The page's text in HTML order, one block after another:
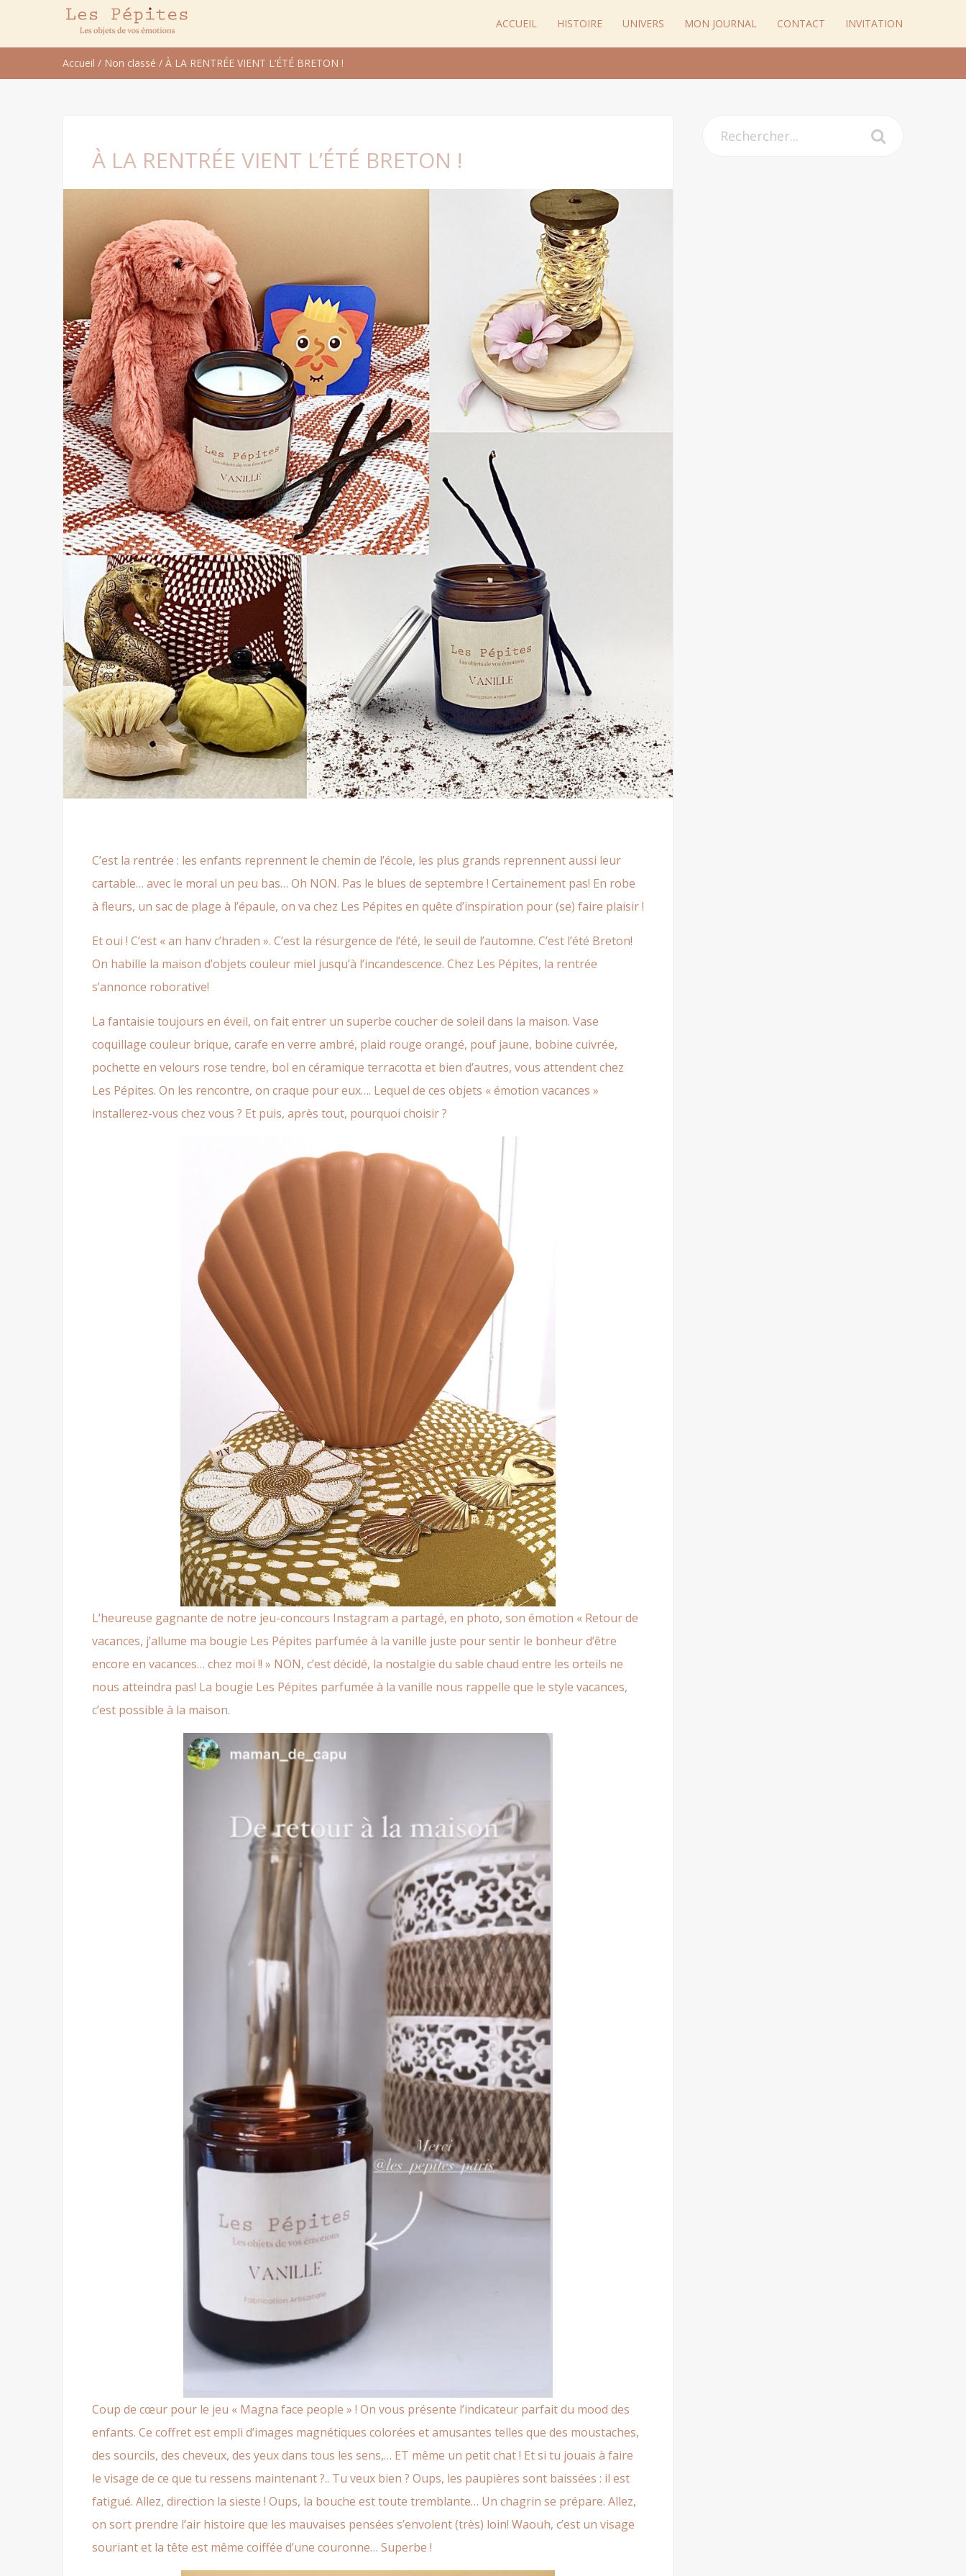
ACCUEIL HISTOIRE UNIVERS MON JOURNAL CONTACT INVITATION
Accueil / Non classé / À LA RENTRÉE VIENT L’ÉTÉ BRETON !
À LA RENTRÉE VIENT L’ÉTÉ BRETON !
C’est la rentrée : les enfants reprennent le chemin de l’école, les plus grands reprennent aussi leur
cartable… avec le moral un peu bas… Oh NON. Pas le blues de septembre ! Certainement pas! En robe
à fleurs, un sac de plage à l’épaule, on va chez Les Pépites en quête d’inspiration pour (se) faire plaisir !
Et oui ! C’est « an hanv c’hraden ». C’est la résurgence de l’été, le seuil de l’automne. C’est l’été Breton!
On habille la maison d’objets couleur miel jusqu’à l’incandescence. Chez Les Pépites, la rentrée
s’annonce roborative!
La fantaisie toujours en éveil, on fait entrer un superbe coucher de soleil dans la maison. Vase
coquillage couleur brique, carafe en verre ambré, plaid rouge orangé, pouf jaune, bobine cuivrée,
pochette en velours rose tendre, bol en céramique terracotta et bien d’autres, vous attendent chez
Les Pépites. On les rencontre, on craque pour eux…. Lequel de ces objets « émotion vacances »
installerez-vous chez vous ? Et puis, après tout, pourquoi choisir ?
L’heureuse gagnante de notre jeu-concours Instagram a partagé, en photo, son émotion « Retour de
vacances, j’allume ma bougie Les Pépites parfumée à la vanille juste pour sentir le bonheur d’être
encore en vacances… chez moi !! » NON, c’est décidé, la nostalgie du sable chaud entre les orteils ne
nous atteindra pas! La bougie Les Pépites parfumée à la vanille nous rappelle que le style vacances,
c’est possible à la maison.
Coup de cœur pour le jeu « Magna face people » ! On vous présente l’indicateur parfait du mood des
enfants. Ce coffret est empli d’images magnétiques colorées et amusantes telles que des moustaches,
des sourcils, des cheveux, des yeux dans tous les sens,… ET même un petit chat ! Et si tu jouais à faire
le visage de ce que tu ressens maintenant ?.. Tu veux bien ? Oups, les paupières sont baissées : il est
fatigué. Allez, direction la sieste ! Oups, la bouche est toute tremblante… Un chagrin se prépare. Allez,
on sort prendre l’air histoire que les mauvaises pensées s’envolent (très) loin! Waouh, c’est un visage
souriant et la tête est même coiffée d’une couronne… Superbe !